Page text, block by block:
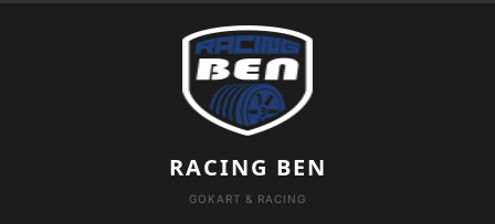
RACING BEN
GOKART & RACING